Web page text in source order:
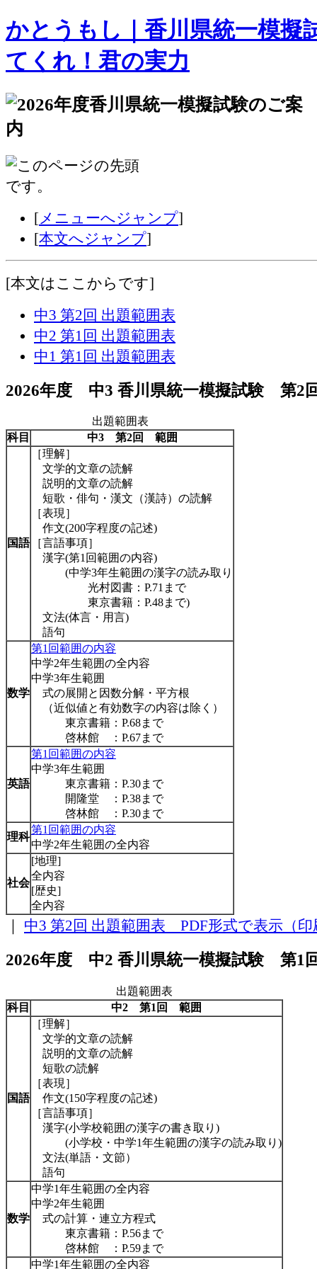
かとうもし｜香川県統一模
てくれ！君の実力
[メニューへジャンプ]
[本文へジャンプ]
[本文はここからです]
中3 第2回 出題範囲表
中2 第1回 出題範囲表
中1 第1回 出題範囲表
2026年度 中3 香川県統一模擬試験 第2
出題範囲表
科目
中3 第2回 範囲
国語
［理解］
文学的文章の読解
説明的文章の読解
短歌・俳句・漢文（漢詩）の読解
［表現］
作文(200字程度の記述)
［言語事項］
漢字(第1回範囲の内容)
(中学3年生範囲の漢字の読み取り
光村図書：P.71まで
東京書籍：P.48まで)
文法(体言・用言)
語句
数学
第1回範囲の内容
中学2年生範囲の全内容
中学3年生範囲
式の展開と因数分解・平方根
（近似値と有効数字の内容は除く）
東京書籍：P.68まで
啓林館 ：P.67まで
英語
第1回範囲の内容
中学3年生範囲
東京書籍：P.30まで
開隆堂 ：P.38まで
啓林館 ：P.30まで
理科
第1回範囲の内容
中学2年生範囲の全内容
社会
[地理]
全内容
[歴史]
全内容
｜ 中3 第2回 出題範囲表 PDF形式で表示（印
2026年度 中2 香川県統一模擬試験 第1
出題範囲表
科目
中2 第1回 範囲
国語
［理解］
文学的文章の読解
説明的文章の読解
短歌の読解
［表現］
作文(150字程度の記述)
［言語事項］
漢字(小学校範囲の漢字の書き取り)
(小学校・中学1年生範囲の漢字の読み取り)
文法(単語・文節）
語句
数学
中学1年生範囲の全内容
中学2年生範囲
式の計算・連立方程式
東京書籍：P.56まで
啓林館 ：P.59まで
中学1年生範囲の全内容